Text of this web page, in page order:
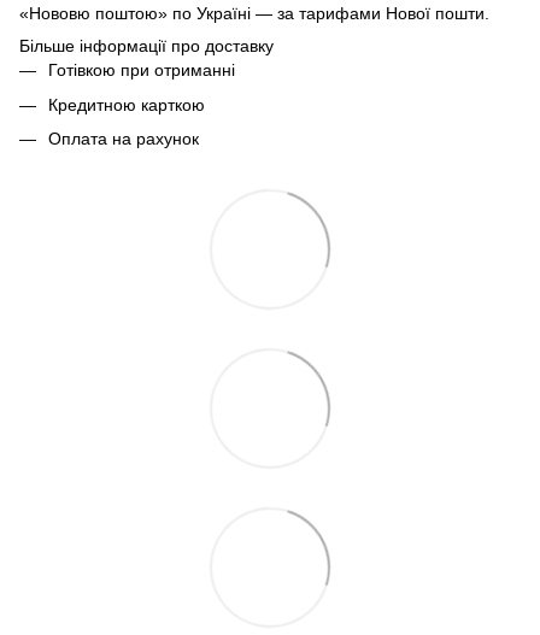
«Нововю поштою» по Україні — за тарифами Нової пошти.
Більше інформації про доставку
Готівкою при отриманні
Кредитною карткою
Оплата на рахунок